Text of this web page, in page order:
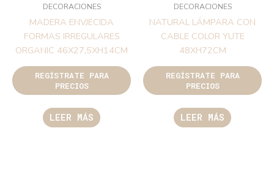
DECORACIONES
MADERA ENVJECIDA
FORMAS IRREGULARES
ORGANIC 46X27,5XH14CM
REGÍSTRATE PARA
PRECIOS
LEER MÁS
DECORACIONES
NATURAL LÁMPARA CON
CABLE COLOR YUTE
48XH72CM
REGÍSTRATE PARA
PRECIOS
LEER MÁS